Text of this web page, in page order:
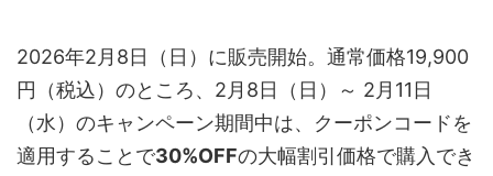
2026年2月8日（日）に販売開始。通常価格19,900
円（税込）のところ、2月8日（日）～ 2月11日
（水）のキャンペーン期間中は、クーポンコードを
適用することで30%OFFの大幅割引価格で購入でき